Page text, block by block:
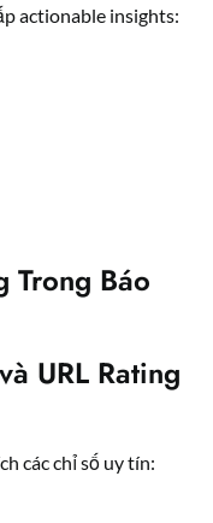
actionable insights:
Trong Báo
URL Rating
các chỉ số uy tín: